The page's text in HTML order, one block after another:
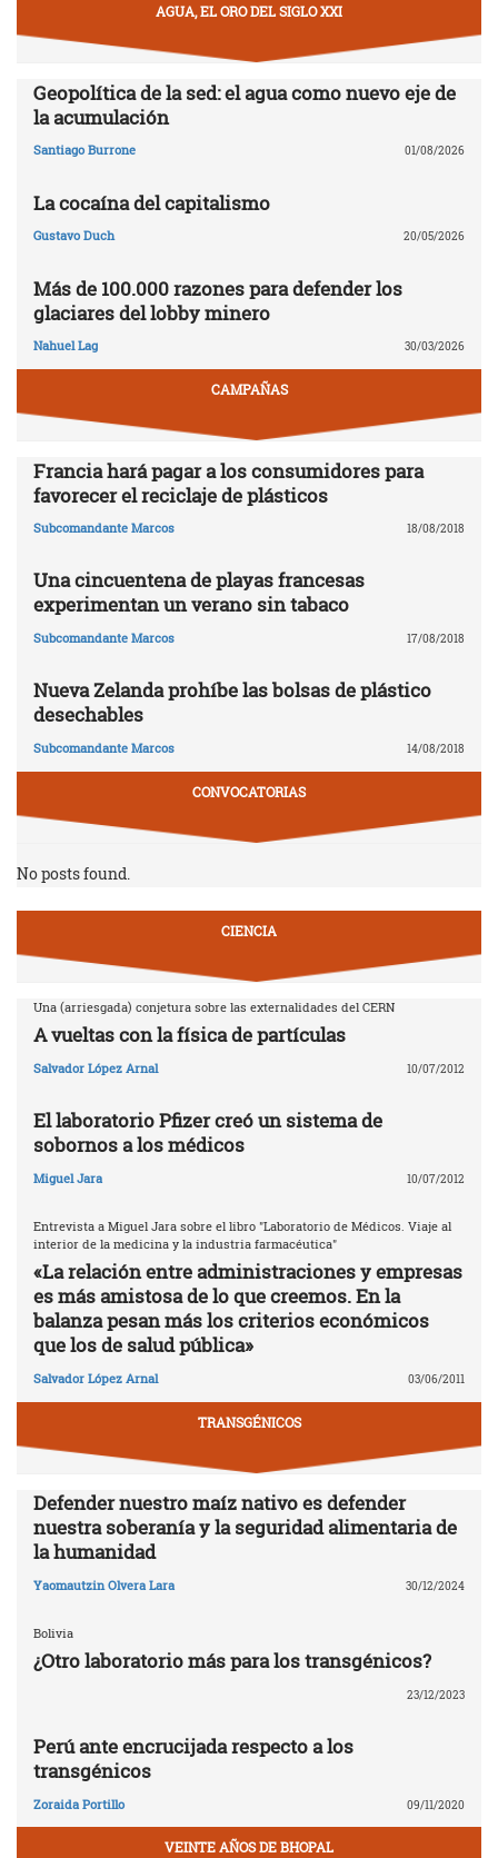
AGUA, EL ORO DEL SIGLO XXI
Geopolítica de la sed: el agua como nuevo eje de
la acumulación
Santiago Burrone 01/08/2026
La cocaína del capitalismo
Gustavo Duch 20/05/2026
Más de 100.000 razones para defender los
glaciares del lobby minero
Nahuel Lag 30/03/2026
CAMPAÑAS
Francia hará pagar a los consumidores para
favorecer el reciclaje de plásticos
Subcomandante Marcos 18/08/2018
Una cincuentena de playas francesas
experimentan un verano sin tabaco
Subcomandante Marcos 17/08/2018
Nueva Zelanda prohíbe las bolsas de plástico
desechables
Subcomandante Marcos 14/08/2018
CONVOCATORIAS
No posts found.
CIENCIA
Una (arriesgada) conjetura sobre las externalidades del CERN
A vueltas con la física de partículas
Salvador López Arnal 10/07/2012
El laboratorio Pfizer creó un sistema de
sobornos a los médicos
Miguel Jara 10/07/2012
Entrevista a Miguel Jara sobre el libro "Laboratorio de Médicos. Viaje al
interior de la medicina y la industria farmacéutica"
«La relación entre administraciones y empresas
es más amistosa de lo que creemos. En la
balanza pesan más los criterios económicos
que los de salud pública»
Salvador López Arnal 03/06/2011
TRANSGÉNICOS
Defender nuestro maíz nativo es defender
nuestra soberanía y la seguridad alimentaria de
la humanidad
Yaomautzin Olvera Lara 30/12/2024
Bolivia
¿Otro laboratorio más para los transgénicos?
23/12/2023
Perú ante encrucijada respecto a los
transgénicos
Zoraida Portillo 09/11/2020
VEINTE AÑOS DE BHOPAL